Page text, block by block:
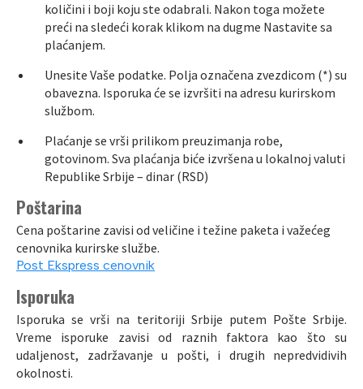
količini i boji koju ste odabrali. Nakon toga možete
preći na sledeći korak klikom na dugme Nastavite sa
plaćanjem.
Unesite Vaše podatke. Polja označena zvezdicom (*) su
obavezna. Isporuka će se izvršiti na adresu kurirskom
službom.
Plaćanje se vrši prilikom preuzimanja robe,
gotovinom. Sva plaćanja biće izvršena u lokalnoj valuti
Republike Srbije – dinar (RSD)
Poštarina
Cena poštarine zavisi od veličine i težine paketa i važećeg
cenovnika kurirske službe.
Post Ekspress cenovnik
Isporuka
Isporuka se vrši na teritoriji Srbije putem Pošte Srbije.
Vreme isporuke zavisi od raznih faktora kao što su
udaljenost, zadržavanje u pošti, i drugih nepredvidivih
okolnosti.